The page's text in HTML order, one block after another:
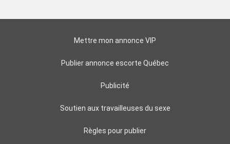
Mettre mon annonce VIP
Publier annonce escorte Québec
Publicité
Soutien aux travailleuses du sexe
Règles pour publier